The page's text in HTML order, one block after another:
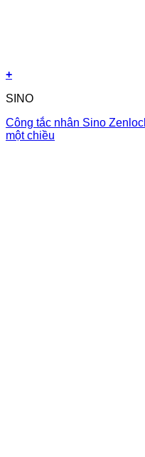
+
SINO
Công tắc nhân Sino
một chiều